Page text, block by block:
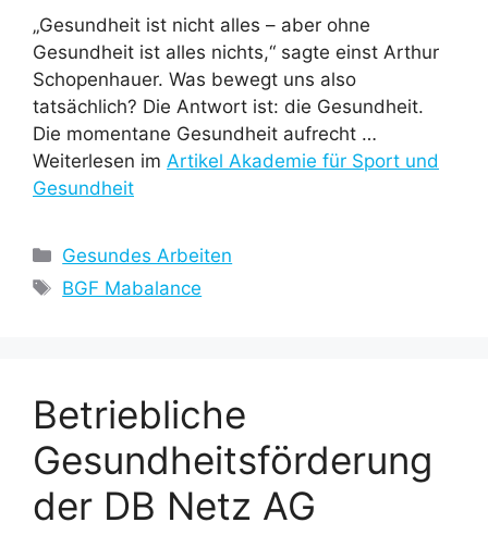
„Gesundheit ist nicht alles – aber ohne
Gesundheit ist alles nichts,“ sagte einst Arthur
Schopenhauer. Was bewegt uns also
tatsächlich? Die Antwort ist: die Gesundheit.
Die momentane Gesundheit aufrecht …
Weiterlesen im Artikel Akademie für Sport und
Gesundheit
Kategorien
Gesundes Arbeiten
Schlagwörter
BGF Mabalance
Betriebliche
Gesundheitsförderung
der DB Netz AG